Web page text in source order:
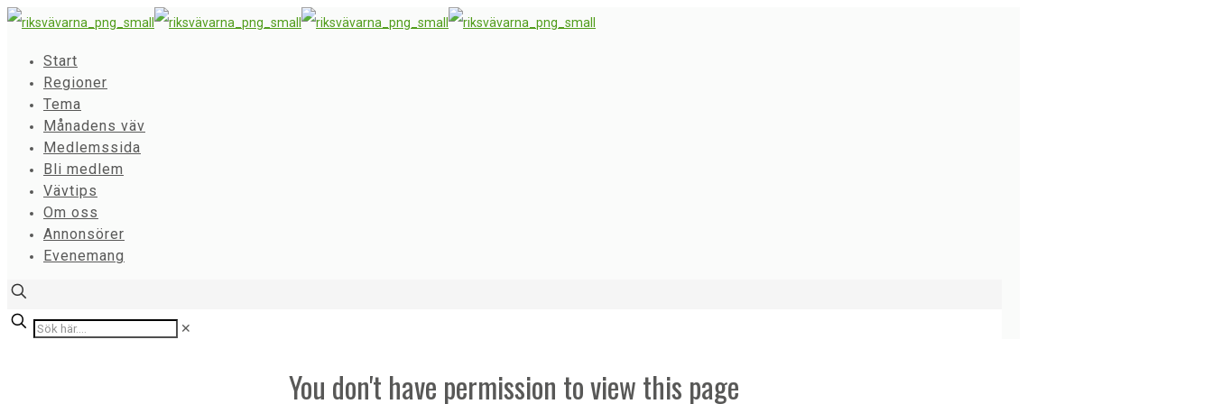
Start
Regioner
Tema
Månadens väv
Medlemssida
Bli medlem
Vävtips
Om oss
Annonsörer
Evenemang
✕
You don't have permission to view this page